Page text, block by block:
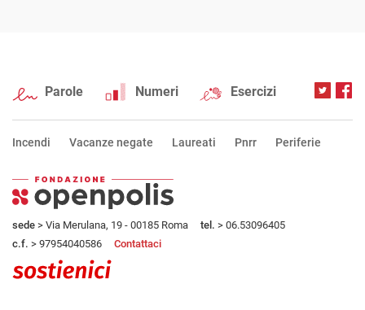
Parole Numeri Esercizi
Incendi Vacanze negate Laureati Pnrr Periferie
sede > Via Merulana, 19 - 00185 Roma tel. > 06.53096405
c.f. > 97954040586 Contattaci